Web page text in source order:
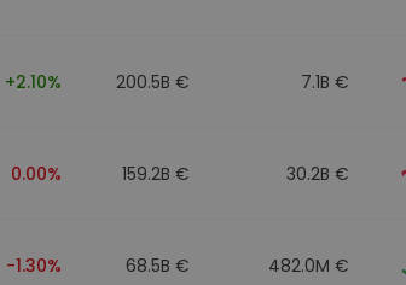
+2.10% 200.5B € 7.1B €
0.00% 159.2B € 30.2B €
-1.30% 68.5B € 482.0M €